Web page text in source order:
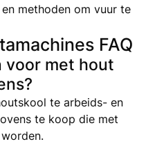
methoden om vuur te
FAQ
voor met hout
te arbeids- en
te koop die met